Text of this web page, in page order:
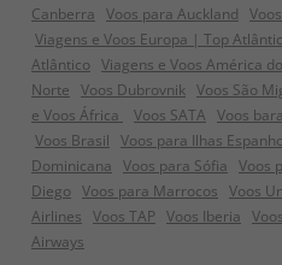
Canberra Voos para Auckland
Viagens e Voos Europa | Top
Atlântico Viagens e Voos América
Norte Voos Dubrovnik Voos São
e Voos África
Voos SATA Voos
Voos Brasil Voos para Ilhas
Dominicana Voos para Sófia Voos
Diego Voos para Marrocos Voos
Airlines Voos TAP Voos Iberia
Airways